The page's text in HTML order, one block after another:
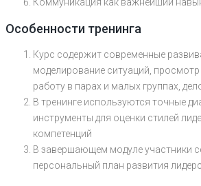
Коммуникация как важнейший
Особенности тренинга
Курс содержит современные
моделирование ситуаций, просмотр
работу в парах и малых группах,
В тренинге используются точные
инструменты для оценки стилей
компетенций
В завершающем модуле участники
персональный план развития